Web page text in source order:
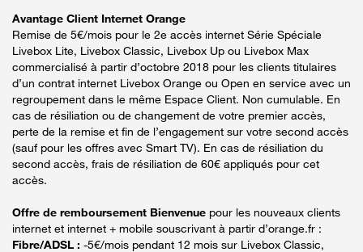
Avantage Client Internet Orange
Remise de 5€/mois pour le 2e accès internet Série Spéciale
Livebox Lite, Livebox Classic, Livebox Up ou Livebox Max
commercialisé à partir d’octobre 2018 pour les clients titulaires
d’un contrat internet Livebox Orange ou Open en service avec un
regroupement dans le même Espace Client. Non cumulable. En
cas de résiliation ou de changement de votre premier accès,
perte de la remise et fin de l’engagement sur votre second accès
(sauf pour les offres avec Smart TV). En cas de résiliation du
second accès, frais de résiliation de 60€ appliqués pour cet
accès.
Offre de remboursement Bienvenue pour les nouveaux clients
internet et internet + mobile souscrivant à partir d’orange.fr :
Fibre/ADSL : -5€/mois pendant 12 mois sur Livebox Classic,